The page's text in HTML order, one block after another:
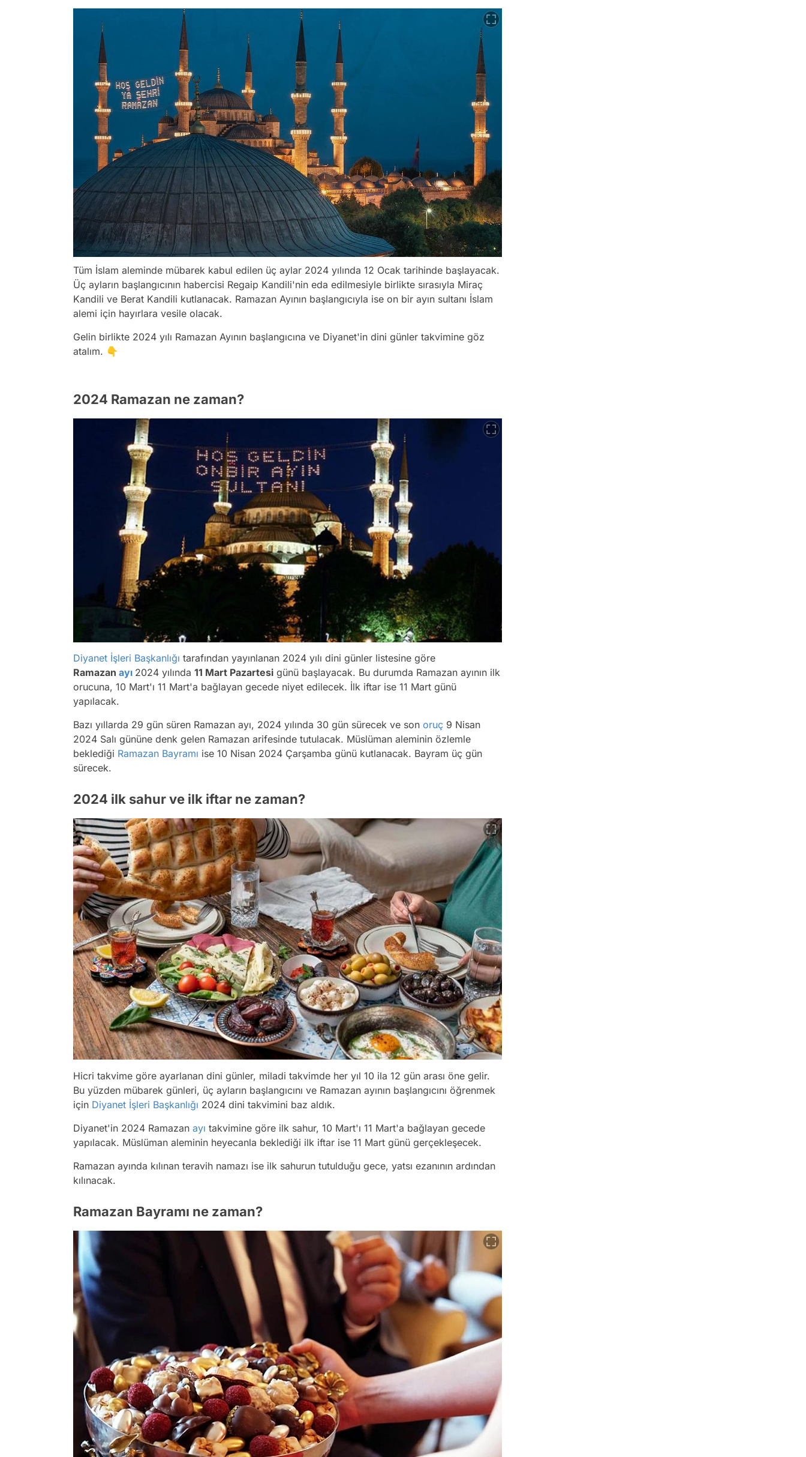
Tüm İslam aleminde mübarek kabul edilen üç aylar 2024 yılında 12 Ocak tarihinde başlayacak.
Üç ayların başlangıcının habercisi Regaip Kandili'nin eda edilmesiyle birlikte sırasıyla Miraç
Kandili ve Berat Kandili kutlanacak. Ramazan Ayının başlangıcıyla ise on bir ayın sultanı İslam
alemi için hayırlara vesile olacak.
Gelin birlikte 2024 yılı Ramazan Ayının başlangıcına ve Diyanet'in dini günler takvimine göz
atalım. 👇
2024 Ramazan ne zaman?
Diyanet İşleri Başkanlığı tarafından yayınlanan 2024 yılı dini günler listesine göre
Ramazan ayı 2024 yılında 11 Mart Pazartesi günü başlayacak. Bu durumda Ramazan ayının ilk
orucuna, 10 Mart'ı 11 Mart'a bağlayan gecede niyet edilecek. İlk iftar ise 11 Mart günü
yapılacak.
Bazı yıllarda 29 gün süren Ramazan ayı, 2024 yılında 30 gün sürecek ve son oruç 9 Nisan
2024 Salı gününe denk gelen Ramazan arifesinde tutulacak. Müslüman aleminin özlemle
beklediği Ramazan Bayramı ise 10 Nisan 2024 Çarşamba günü kutlanacak. Bayram üç gün
sürecek.
2024 ilk sahur ve ilk iftar ne zaman?
Hicri takvime göre ayarlanan dini günler, miladi takvimde her yıl 10 ila 12 gün arası öne gelir.
Bu yüzden mübarek günleri, üç ayların başlangıcını ve Ramazan ayının başlangıcını öğrenmek
için Diyanet İşleri Başkanlığı 2024 dini takvimini baz aldık.
Diyanet'in 2024 Ramazan ayı takvimine göre ilk sahur, 10 Mart'ı 11 Mart'a bağlayan gecede
yapılacak. Müslüman aleminin heyecanla beklediği ilk iftar ise 11 Mart günü gerçekleşecek.
Ramazan ayında kılınan teravih namazı ise ilk sahurun tutulduğu gece, yatsı ezanının ardından
kılınacak.
Ramazan Bayramı ne zaman?